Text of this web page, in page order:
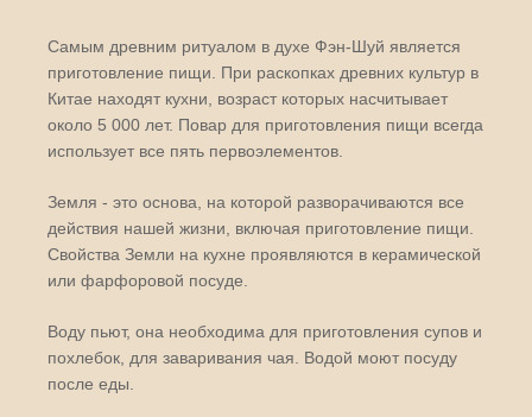
Самым древним ритуалом в духе Фэн-Шуй является
приготовление пищи. При раскопках древних культур в
Китае находят кухни, возраст которых насчитывает
около 5 000 лет. Повар для приготовления пищи всегда
использует все пять первоэлементов.
Земля - это основа, на которой разворачиваются все
действия нашей жизни, включая приготовление пищи.
Свойства Земли на кухне проявляются в керамической
или фарфоровой посуде.
Воду пьют, она необходима для приготовления супов и
похлебок, для заваривания чая. Водой моют посуду
после еды.